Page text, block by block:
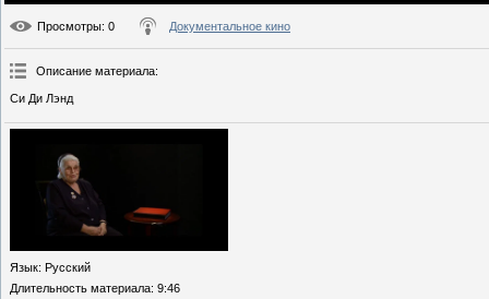
Просмотры: 0 Документальное кино
Описание материала:
Си Ди Лэнд
Язык: Русский
Длительность материала: 9:46